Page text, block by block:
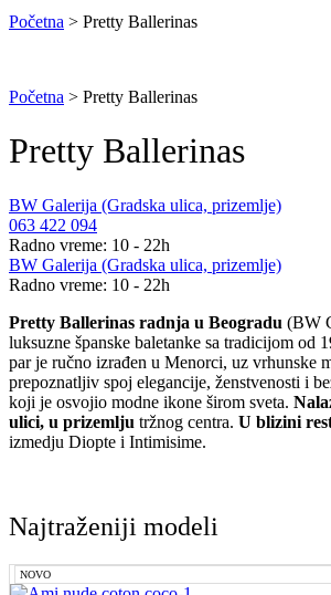
Početna > Pretty Ballerinas
Početna > Pretty Ballerinas
Pretty Ballerinas
BW Galerija (Gradska ulica, prizemlje)
063 422 094
Radno vreme: 10 - 22h
BW Galerija (Gradska ulica, prizemlje)
Radno vreme: 10 - 22h
Pretty Ballerinas radnja u Beogradu (BW
luksuzne španske baletanke sa tradicijom od
par je ručno izrađen u Menorci, uz vrhunske
prepoznatljiv spoj elegancije, ženstvenosti i
koji je osvojio modne ikone širom sveta.
ulici, u prizemlju tržnog centra. U blizini
izmedju Diopte i Intimisime.
Najtraženiji modeli
NOVO